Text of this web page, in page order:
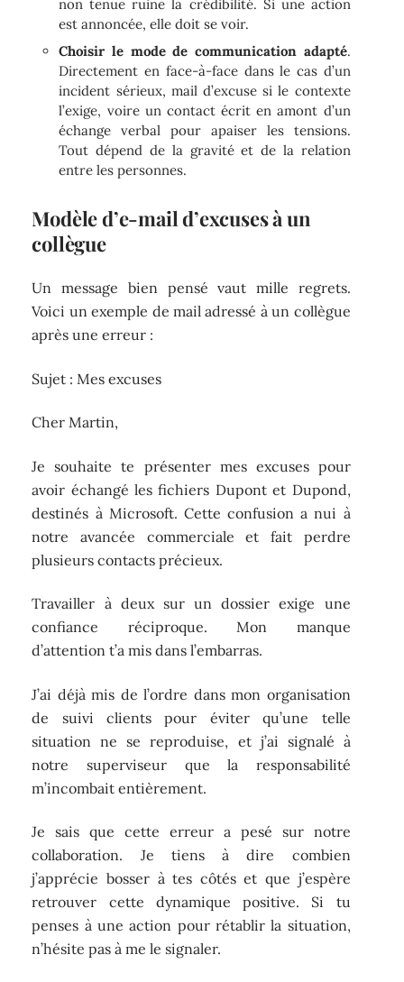
non tenue ruine la crédibilité. Si une action
est annoncée, elle doit se voir.
Choisir le mode de communication adapté.
Directement en face-à-face dans le cas d’un
incident sérieux, mail d’excuse si le contexte
l’exige, voire un contact écrit en amont d’un
échange verbal pour apaiser les tensions.
Tout dépend de la gravité et de la relation
entre les personnes.
Modèle d’e-mail d’excuses à un
collègue
Un message bien pensé vaut mille regrets.
Voici un exemple de mail adressé à un collègue
après une erreur :
Sujet : Mes excuses
Cher Martin,
Je souhaite te présenter mes excuses pour
avoir échangé les fichiers Dupont et Dupond,
destinés à Microsoft. Cette confusion a nui à
notre avancée commerciale et fait perdre
plusieurs contacts précieux.
Travailler à deux sur un dossier exige une
confiance réciproque. Mon manque
d’attention t’a mis dans l’embarras.
J’ai déjà mis de l’ordre dans mon organisation
de suivi clients pour éviter qu’une telle
situation ne se reproduise, et j’ai signalé à
notre superviseur que la responsabilité
m’incombait entièrement.
Je sais que cette erreur a pesé sur notre
collaboration. Je tiens à dire combien
j’apprécie bosser à tes côtés et que j’espère
retrouver cette dynamique positive. Si tu
penses à une action pour rétablir la situation,
n’hésite pas à me le signaler.